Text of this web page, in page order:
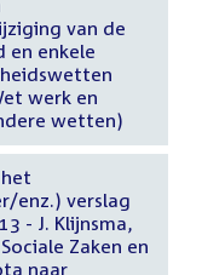
van de
en enkele
werk en
wetten)
enz.) verslag
- J. Klijnsma,
Zaken en
naar